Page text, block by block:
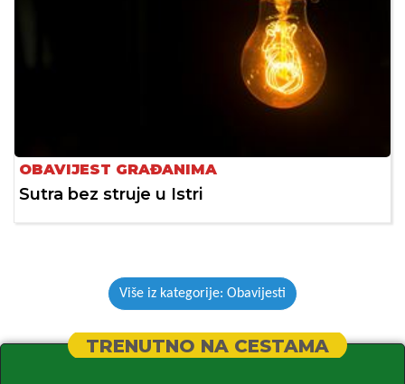
OBAVIJEST GRAĐANIMA
Sutra bez struje u Istri
Više iz kategorije: Obavijesti
TRENUTNO NA CESTAMA